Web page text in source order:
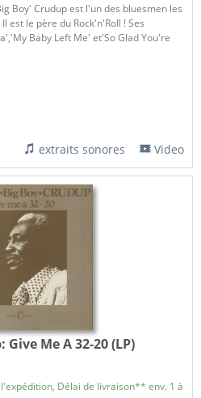
Boy' Crudup est l'un des bluesmen les
est le père du Rock'n'Roll ! Ses
Baby Left Me' et'So Glad You're
extraits sonores Video
Give Me A 32-20 (LP)
Délai de livraison** env. 1 à